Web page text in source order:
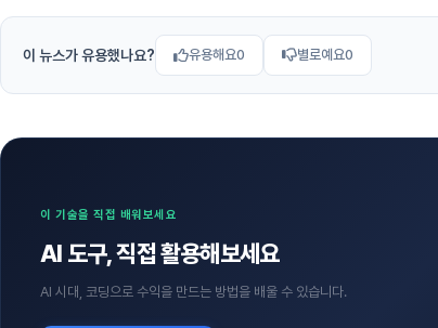
이 뉴스가 유용했나요? 유용해요0 별로예요0
이 기술을 직접 배워보세요
AI 도구, 직접 활용해보세요
AI 시대, 코딩으로 수익을 만드는 방법을 배울 수 있습니다.